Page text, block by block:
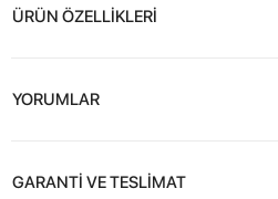
ÜRÜN ÖZELLİKLERİ
YORUMLAR
GARANTİ VE TESLİMAT